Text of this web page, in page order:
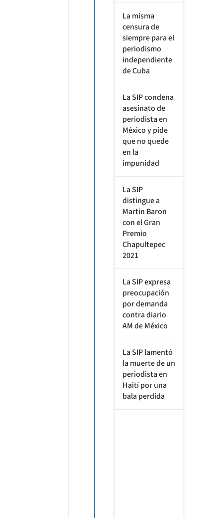
La misma
censura de
siempre para el
periodismo
independiente
de Cuba
La SIP condena
asesinato de
periodista en
México y pide
que no quede
en la
impunidad
La SIP
distingue a
Martin Baron
con el Gran
Premio
Chapultepec
2021
La SIP expresa
preocupación
por demanda
contra diario
AM de México
La SIP lamentó
la muerte de un
periodista en
Haití por una
bala perdida